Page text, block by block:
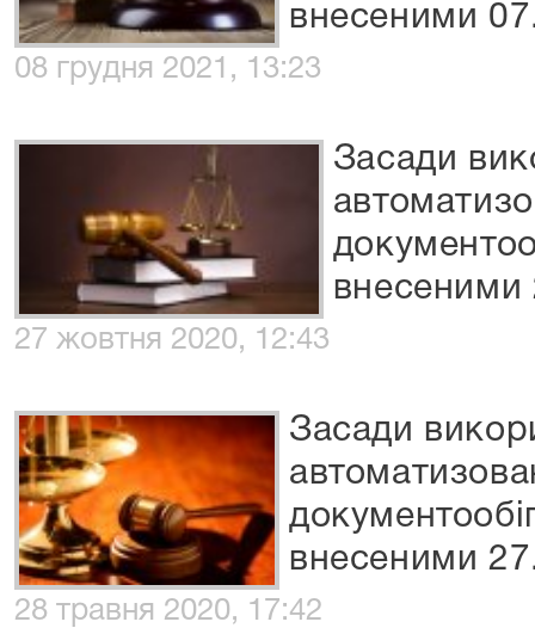
внесеними
08 грудня 2021, 13:23
Засади
внесеними
27 жовтня 2020, 12:43
Засади
внесеними
28 травня 2020, 17:42